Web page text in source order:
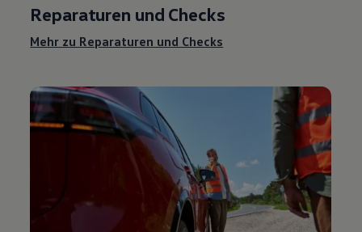
Reparaturen und Checks
Mehr zu Reparaturen und Checks